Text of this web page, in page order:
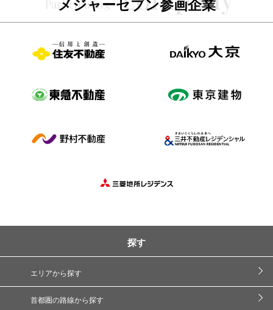
メジャーセブン参画企業
探す
エリアから探す
首都圏の路線から探す